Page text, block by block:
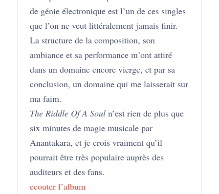
de génie électronique est l’un de ces singles
que l’on ne veut littéralement jamais finir.
La structure de la composition, son
ambiance et sa performance m’ont attiré
dans un domaine encore vierge, et par sa
conclusion, un domaine qui me laisserait sur
ma faim.
The Riddle Of A Souln’est rien de plus que
six minutes de magie musicale par
Anantakara, et je crois vraiment qu’il
pourrait être très populaire auprès des
auditeurs et des fans.
ecouter l’album